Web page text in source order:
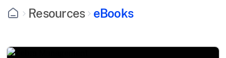
Resources eBooks